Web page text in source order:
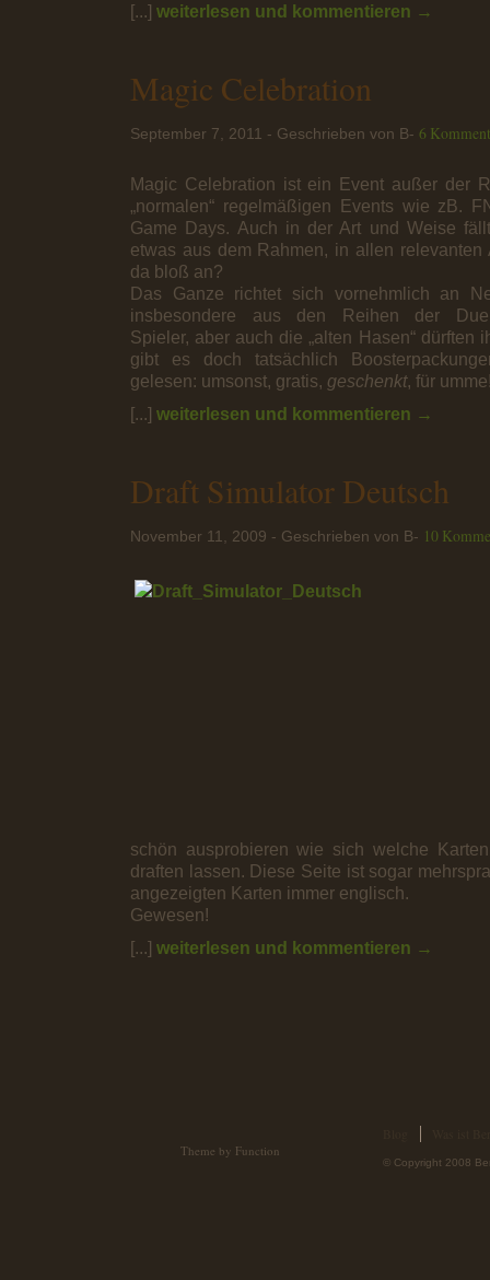
[...] weiterlesen und kommentieren →
Magic Celebration
September 7, 2011 - Geschrieben von B- 6
Magic Celebration ist ein Event außer der
„normalen“ regelmäßigen Events wie zB.
Game Days. Auch in der Art und Weise
etwas aus dem Rahmen, in allen relevanten
da bloß an?
Das Ganze richtet sich vornehmlich an
insbesondere aus den Reihen der
Spieler, aber auch die „alten Hasen“ dürften
gibt es doch tatsächlich
gelesen: umsonst, gratis, geschenkt, für
[...] weiterlesen und kommentieren →
Draft Simulator Deutsch
November 11, 2009 - Geschrieben von B- 10
schön ausprobieren wie sich welche
draften lassen. Diese Seite ist sogar
angezeigten Karten immer englisch.
Gewesen!
[...] weiterlesen und kommentieren →
Theme by Function
© Copyright 2008